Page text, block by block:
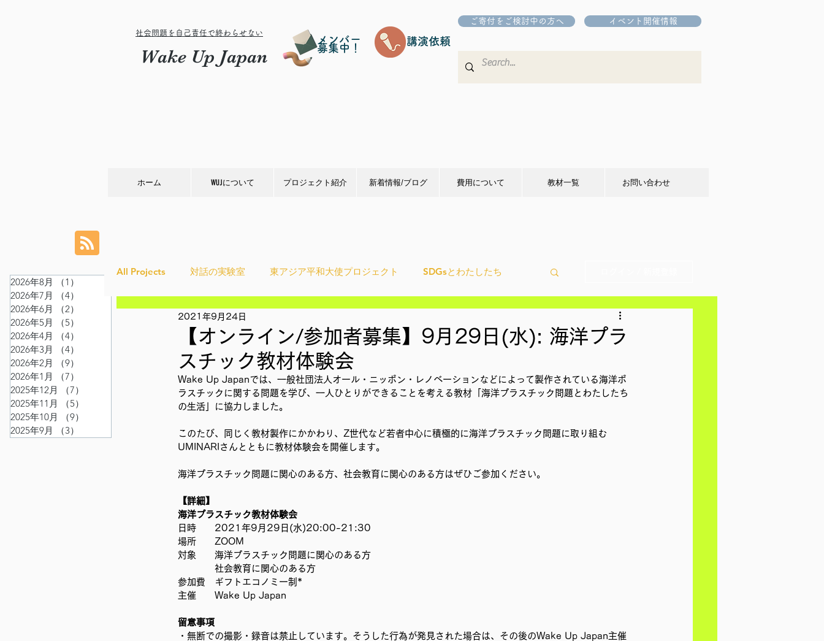
社会問題を自己責任で終わらせない
Wake Up Japan
メンバー
募集中！
講演依頼
ご寄付をご検討中の方へ イベント開催情報
ホーム WUJについて プロジェクト紹介 新着情報/ブログ 費用について 教材一覧 お問い合わせ
2026年8月 （1）
2026年7月
（4）
4件の記事
2026年6月
（2）
2件の記事
2026年5月
（5）
2026年4月
（4）
2026年3月
（4）
2026年2月
（9）
2026年1月
（7）
2025年12月
（7）
2025年11月
（5）
2025年10月
（9）
2025年9月
（3）
All Projects 対話の実験室 東アジア平和大使プロジェクト SDGsとわたしたち
Ethical＆Sustainably
IMPACT Japan studytour YouthCan
SDGカフェでふらっとアクション ことばのたまり場 雑談 大地と地球
国際会議 現地調査訪問
移民難民と共に生きる社会を育むプロジェクト
【オンライン/参加者募集】9月29日(水): 海洋プラ
スチック教材体験会
2021年9月24日
Wake Up Japanでは、一般社団法人オール・ニッポン・レノベーションなどによって製作されている海洋ポ
ラスチックに関する問題を学び、一人ひとりができることを考える教材「海洋プラスチック問題とわたしたち
の生活」に協力しました。
このたび、同じく教材製作にかかわり、Z世代など若者中心に積極的に海洋プラスチック問題に取り組む
UMINARIさんとともに教材体験会を開催します。
海洋プラスチック問題に関心のある方、社会教育に関心のある方はぜひご参加ください。
【詳細】
海洋プラスチック教材体験会
日時　　2021年9月29日(水)20:00-21:30
場所　　ZOOM
対象　　海洋プラスチック問題に関心のある方
社会教育に関心のある方
参加費　ギフトエコノミー制*
主催　　Wake Up Japan
留意事項
・無断での撮影・録音は禁止しています。そうした行為が発見された場合は、その後のWake Up Japan主催